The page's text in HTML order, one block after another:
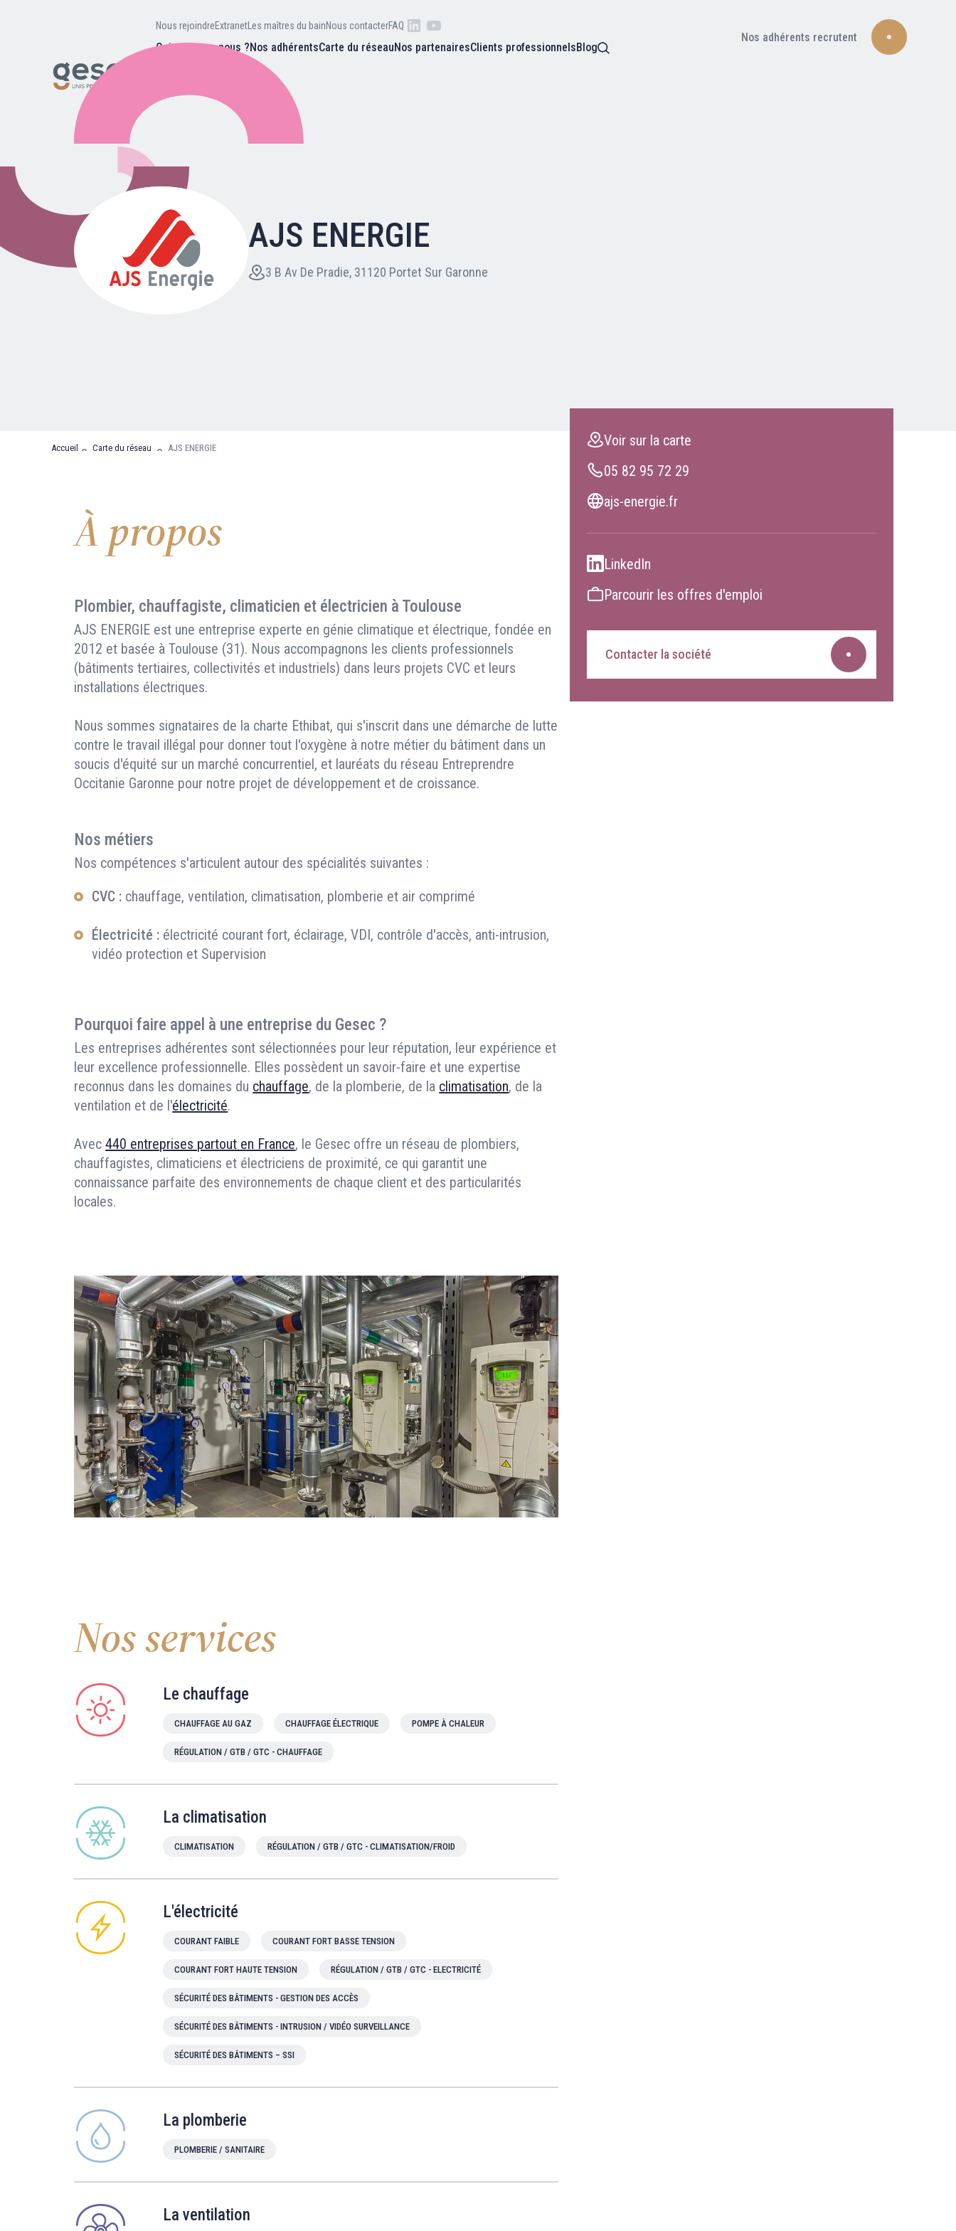
Nous rejoindreExtranet Les maîtres du bainNous contacterFAQ
Qui sommes-nous ?
Nos missions
Valeurs et raison
Nos adhérentsCarte du réseauNos partenairesClients professionnelsBlog
Nos adhérents recrutent
Carte du réseau
Nous rejoindre
Extranet
Les maîtres du bain
Recherche
AJS ENERGIE
3 B Av De Pradie, 31120 Portet Sur Garonne
Accueil Carte du réseau AJS ENERGIE
Voir sur la carte
05 82 95 72 29
ajs-energie.fr
LinkedIn
Parcourir les offres d'emploi
Contacter la société
À propos
Plombier, chauffagiste, climaticien et électricien à Toulouse
AJS ENERGIE est une entreprise experte en génie climatique et électrique, fondée en
2012 et basée à Toulouse (31). Nous accompagnons les clients professionnels
(bâtiments tertiaires, collectivités et industriels) dans leurs projets CVC et leurs
installations électriques.
Nous sommes signataires de la charte Ethibat, qui s'inscrit dans une démarche de lutte
contre le travail illégal pour donner tout l'oxygène à notre métier du bâtiment dans un
soucis d'équité sur un marché concurrentiel, et lauréats du réseau Entreprendre
Occitanie Garonne pour notre projet de développement et de croissance.
Nos métiers
Nos compétences s'articulent autour des spécialités suivantes :
CVC : chauffage, ventilation, climatisation, plomberie et air comprimé
Électricité : électricité courant fort, éclairage, VDI, contrôle d'accès, anti-intrusion,
vidéo protection et Supervision
Pourquoi faire appel à une entreprise du Gesec ?
Les entreprises adhérentes sont sélectionnées pour leur réputation, leur expérience et
leur excellence professionnelle. Elles possèdent un savoir-faire et une expertise
reconnus dans les domaines du chauffage, de la plomberie, de la climatisation, de la
ventilation et de l'électricité.
Avec440 entreprises partout en France, le Gesec offre un réseau de plombiers,
chauffagistes, climaticiens et électriciens de proximité, ce qui garantit une
connaissance parfaite des environnements de chaque client et des particularités
locales.
Nos services
Le chauffage
CHAUFFAGE AU GAZ CHAUFFAGE ÉLECTRIQUE POMPE À CHALEUR
RÉGULATION / GTB / GTC - CHAUFFAGE
La climatisation
CLIMATISATION RÉGULATION / GTB / GTC - CLIMATISATION/FROID
L'électricité
COURANT FAIBLE COURANT FORT BASSE TENSION
COURANT FORT HAUTE TENSION RÉGULATION / GTB / GTC - ELECTRICITÉ
SÉCURITÉ DES BÂTIMENTS - GESTION DES ACCÈS
SÉCURITÉ DES BÂTIMENTS - INTRUSION / VIDÉO SURVEILLANCE
SÉCURITÉ DES BÂTIMENTS – SSI
La plomberie
PLOMBERIE / SANITAIRE
La ventilation